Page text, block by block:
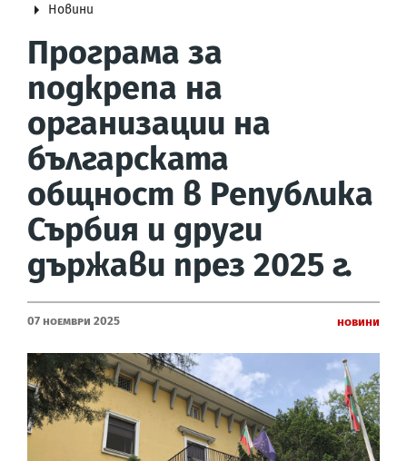
Новини
Програма за
подкрепа на
организации на
българската
общност в Република
Сърбия и други
държави през 2025 г.
07 Ноември 2025 Новини